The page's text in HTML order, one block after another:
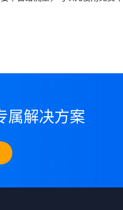
属解决方案